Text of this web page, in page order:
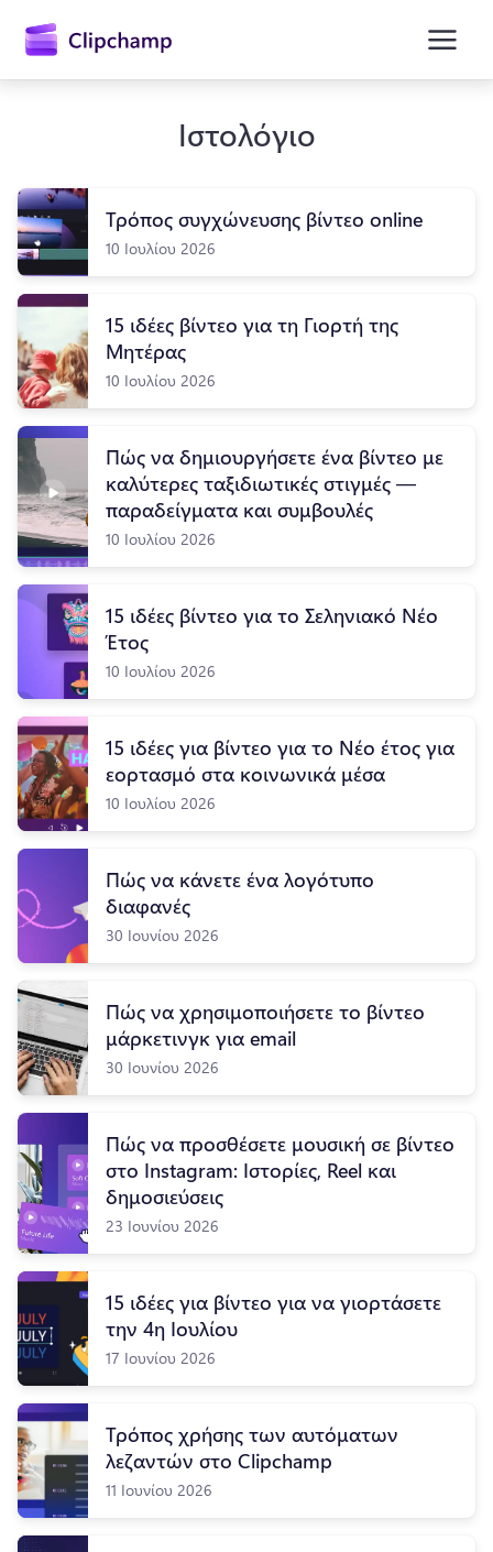
περιεχόμενο
Είσοδος
Δωρεάν δοκιμή
Ιστολόγιο
Τρόπος συγχώνευσης βίντεο online
10 Ιουλίου 2026
15 ιδέες βίντεο για τη Γιορτή της
Μητέρας
10 Ιουλίου 2026
Πώς να δημιουργήσετε ένα βίντεο με
καλύτερες ταξιδιωτικές στιγμές —
παραδείγματα και συμβουλές
10 Ιουλίου 2026
15 ιδέες βίντεο για το Σεληνιακό Νέο
Έτος
10 Ιουλίου 2026
15 ιδέες για βίντεο για το Νέο έτος για
εορτασμό στα κοινωνικά μέσα
10 Ιουλίου 2026
Πώς να κάνετε ένα λογότυπο
διαφανές
30 Ιουνίου 2026
Πώς να χρησιμοποιήσετε το βίντεο
μάρκετινγκ για email
30 Ιουνίου 2026
Πώς να προσθέσετε μουσική σε βίντεο
στο Instagram: Ιστορίες, Reel και
δημοσιεύσεις
23 Ιουνίου 2026
15 ιδέες για βίντεο για να γιορτάσετε
την 4η Ιουλίου
17 Ιουνίου 2026
Τρόπος χρήσης των αυτόματων
λεζαντών στο Clipchamp
11 Ιουνίου 2026